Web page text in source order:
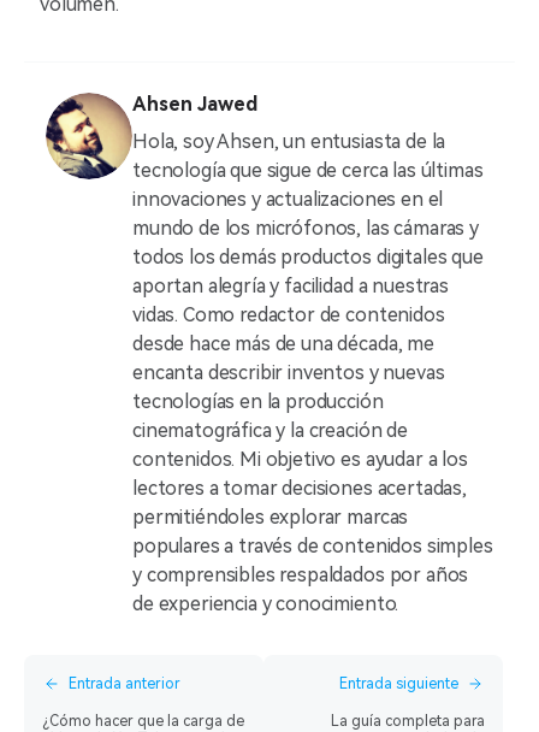
Ahsen Jawed
Hola, soy Ahsen, un entusiasta de la
tecnología que sigue de cerca las últimas
innovaciones y actualizaciones en el
mundo de los micrófonos, las cámaras y
todos los demás productos digitales que
aportan alegría y facilidad a nuestras
vidas. Como redactor de contenidos
desde hace más de una década, me
encanta describir inventos y nuevas
tecnologías en la producción
cinematográfica y la creación de
contenidos. Mi objetivo es ayudar a los
lectores a tomar decisiones acertadas,
permitiéndoles explorar marcas
populares a través de contenidos simples
y comprensibles respaldados por años
de experiencia y conocimiento.
Entrada anterior
¿Cómo hacer que la carga de
Entrada siguiente
La guía completa para